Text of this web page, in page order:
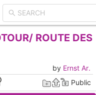
LISTROUTE DES
by Ernst Ar.
Public